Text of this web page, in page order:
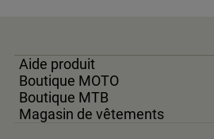
Aide produit
Boutique MOTO
Boutique MTB
Magasin de vêtements